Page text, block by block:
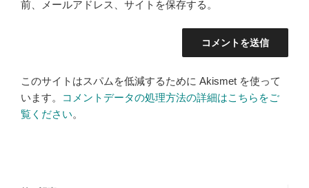
前、メールアドレス、サイトを保存する。
このサイトはスパムを低減するために Akismet を使って
います。
コメントデータの処理方法の詳細はこちらをご
覧ください。